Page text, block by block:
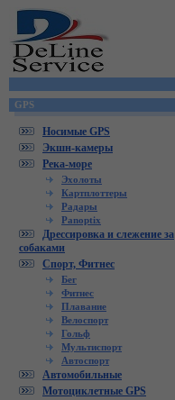
GPS
Носимые GPS
Экшн-камеры
Река-море
Эхолоты
Картплоттеры
Радары
Panoptix
Дрессировка и слежение за
собаками
Спорт, Фитнес
Бег
Фитнес
Плавание
Велоспорт
Гольф
Мультиспорт
Автоспорт
Автомобильные
Мотоциклетные GPS